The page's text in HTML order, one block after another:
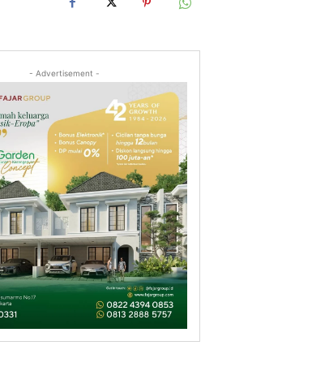
- Advertisement -